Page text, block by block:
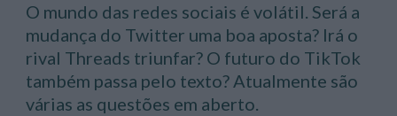
O mundo das redes sociais é volátil. Será a
mudança do Twitter uma boa aposta? Irá o
rival Threads triunfar? O futuro do TikTok
também passa pelo texto? Atualmente são
várias as questões em aberto.